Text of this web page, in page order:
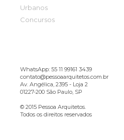
Urbanos
Concursos
WhatsApp: 55 11 99161 3439
contato@pessoaarquitetos.com.br
Av. Angélica, 2395 - Loja 2
01227-200 São Paulo, SP
© 2015 Pessoa Arquitetos.
Todos os direitos reservados